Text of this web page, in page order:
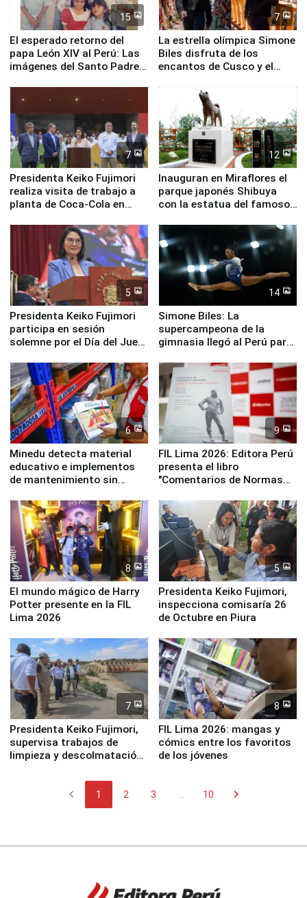
15
El esperado retorno del
papa León XIV al Perú: Las
imágenes del Santo Padre
7
La estrella olímpica Simone
Biles disfruta de los
encantos de Cusco y el
7
Presidenta Keiko Fujimori
realiza visita de trabajo a
planta de Coca-Cola en
12
Inauguran en Miraflores el
parque japonés Shibuya
con la estatua del famoso
5
Presidenta Keiko Fujimori
participa en sesión
solemne por el Día del Juez
14
Simone Biles: La
supercampeona de la
gimnasia llegó al Perú para
Panamericanos Lima 2027
6
Minedu detecta material
educativo e implementos
de mantenimiento sin
la UGEL 2
9
FIL Lima 2026: Editora Perú
presenta el libro
"Comentarios de Normas
Derecho Colectivo"
8
El mundo mágico de Harry
Potter presente en la FIL
Lima 2026
5
Presidenta Keiko Fujimori,
inspecciona comisaría 26
de Octubre en Piura
7
Presidenta Keiko Fujimori,
supervisa trabajos de
limpieza y descolmatación
8
FIL Lima 2026: mangas y
cómics entre los favoritos
de los jóvenes
chevron_left 1 2 3 10 chevron_right